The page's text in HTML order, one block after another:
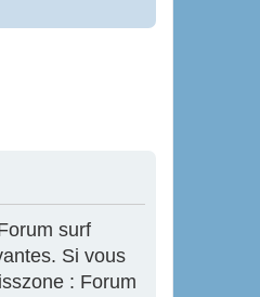
surf
Si vous
: Forum